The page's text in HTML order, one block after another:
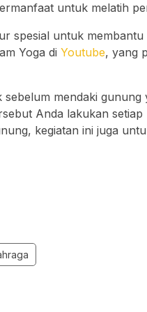
untuk melatih
spesial untuk
Yoga di Youtube, yang
mendaki gunung
Anda lakukan
kegiatan ini juga